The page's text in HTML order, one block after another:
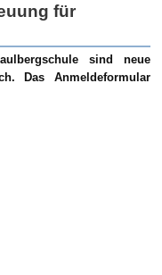
für
sind neue
Das Anmeldeformular